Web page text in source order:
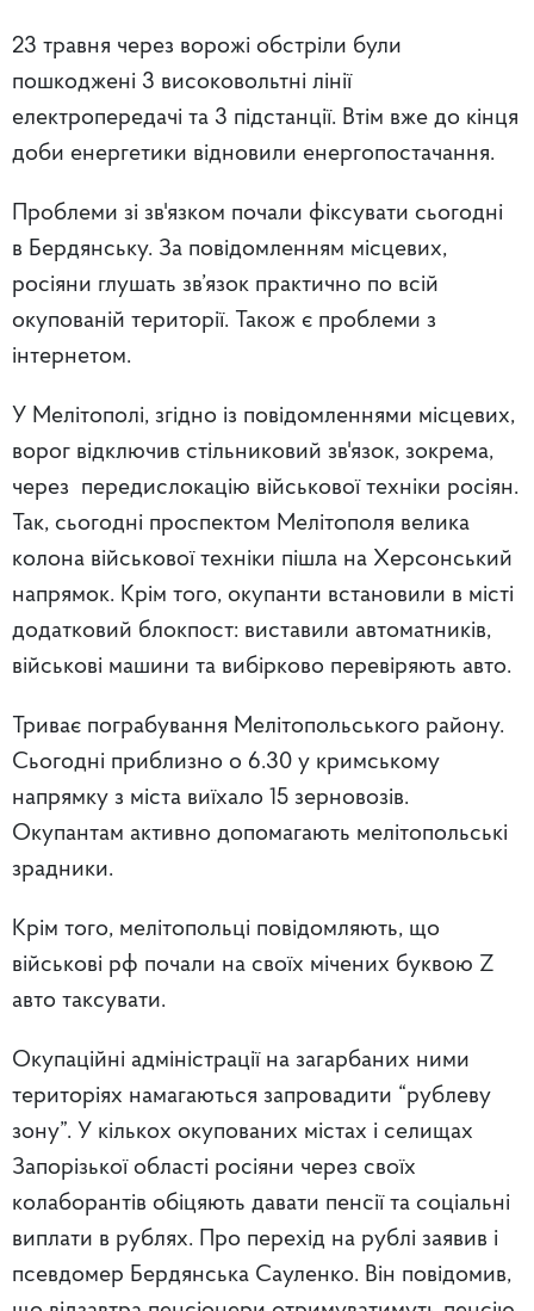
23 травня через ворожі обстріли були
пошкоджені 3 високовольтні лінії
електропередачі та 3 підстанції. Втім вже до кінця
доби енергетики відновили енергопостачання.
Проблеми зі зв'язком почали фіксувати сьогодні
в Бердянську. За повідомленням місцевих,
росіяни глушать зв’язок практично по всій
окупованій території. Також є проблеми з
інтернетом.
У Мелітополі, згідно із повідомленнями місцевих,
ворог відключив стільниковий зв'язок, зокрема,
через передислокацію військової техніки росіян.
Так, сьогодні проспектом Мелітополя велика
колона військової техніки пішла на Херсонський
напрямок. Крім того, окупанти встановили в місті
додатковий блокпост: виставили автоматників,
військові машини та вибірково перевіряють авто.
Триває пограбування Мелітопольського району.
Сьогодні приблизно о 6.30 у кримському
напрямку з міста виїхало 15 зерновозів.
Окупантам активно допомагають мелітопольські
зрадники.
Крім того, мелітопольці повідомляють, що
військові рф почали на своїх мічених буквою Z
авто таксувати.
Окупаційні адміністрації на загарбаних ними
територіях намагаються запровадити “рублеву
зону”. У кількох окупованих містах і селищах
Запорізької області росіяни через своїх
колаборантів обіцяють давати пенсії та соціальні
виплати в рублях. Про перехід на рублі заявив і
псевдомер Бердянська Сауленко. Він повідомив,